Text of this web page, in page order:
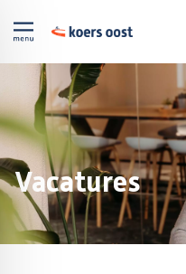
Vacatures